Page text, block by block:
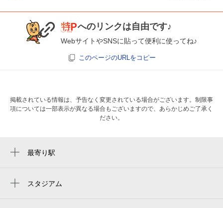
へのリンクは自由です♪
WebサイトやSNSに貼って便利に使ってね♪
このページのURLをコピー
掲載されている情報は、予告なく変更されている場合がございます。制限事
項については一部表示が異なる場合もございますので、あらかじめご了承く
ださい。
最寄り駅
東別府駅スタジアム